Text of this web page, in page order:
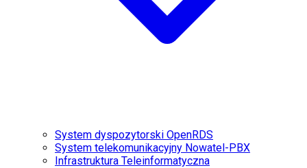
System dyspozytorski OpenRDS
System telekomunikacyjny Nowatel-PBX
Infrastruktura Teleinformatyczna